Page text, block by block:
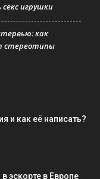
игрушки
как
стереотипы
и как её написать?
эскорте в Европе